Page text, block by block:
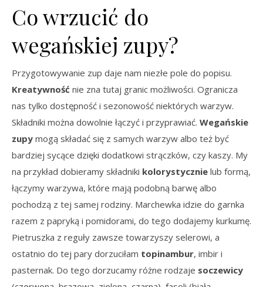
Co wrzucić do
wegańskiej zupy?
Przygotowywanie zup daje nam niezłe pole do popisu.
Kreatywność nie zna tutaj granic możliwości. Ogranicza
nas tylko dostępność i sezonowość niektórych warzyw.
Składniki można dowolnie łączyć i przyprawiać. Wegańskie
zupy mogą składać się z samych warzyw albo też być
bardziej sycące dzięki dodatkowi strączków, czy kaszy. My
na przykład dobieramy składniki kolorystycznie lub formą,
łączymy warzywa, które mają podobną barwę albo
pochodzą z tej samej rodziny. Marchewka idzie do garnka
razem z papryką i pomidorami, do tego dodajemy kurkumę.
Pietruszka z reguły zawsze towarzyszy selerowi, a
ostatnio do tej pary dorzuciłam topinambur, imbir i
pasternak. Do tego dorzucamy różne rodzaje soczewicy